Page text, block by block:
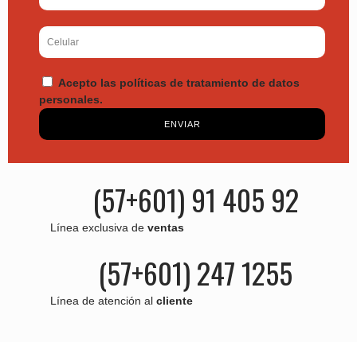
Acepto las políticas de tratamiento de datos
personales.
ENVIAR
(57+601) 91 405 92
Línea exclusiva de ventas
(57+601) 247 1255
Línea de atención al cliente